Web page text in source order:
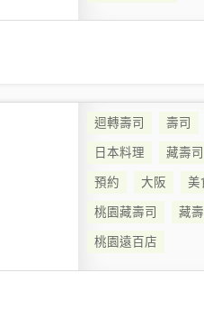
迴轉壽司 壽司
日本料理
藏壽司
預約
大阪
美
桃園藏壽司
藏
桃園遠百店